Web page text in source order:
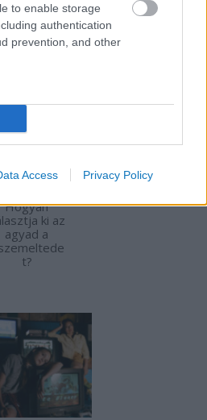
to enable storage
authentication
prevention, and other
Access Privacy Policy
BEJEGYZÉSEK:
Hogyan
ki az
agyad a
t?